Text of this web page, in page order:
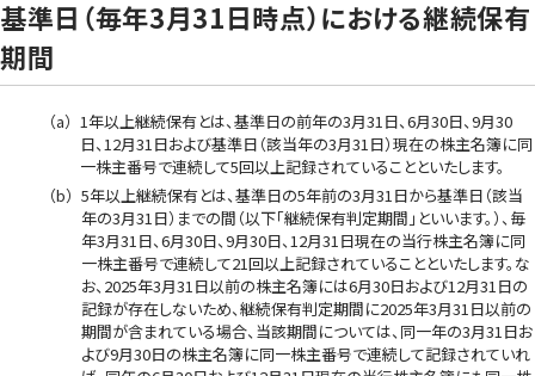
基準日（毎年3月31日時点）における継続保有
期間
（a） 1年以上継続保有とは、基準日の前年の3月31日、6月30日、9月30
日、12月31日および基準日（該当年の3月31日）現在の株主名簿に同
一株主番号で連続して5回以上記録されていることといたします。
（b） 5年以上継続保有とは、基準日の5年前の3月31日から基準日（該当
年の3月31日）までの間（以下「継続保有判定期間」といいます。）、毎
年3月31日、6月30日、9月30日、12月31日現在の当行株主名簿に同
一株主番号で連続して21回以上記録されていることといたします。な
お、2025年3月31日以前の株主名簿には6月30日および12月31日の
記録が存在しないため、継続保有判定期間に2025年3月31日以前の
期間が含まれている場合、当該期間については、同一年の3月31日お
よび9月30日の株主名簿に同一株主番号で連続して記録されていれ